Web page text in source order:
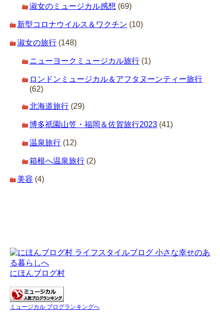
淑女のミュージカル感想 (69)
新型コロナウイルス＆ワクチン (10)
淑女の旅行 (148)
ニューヨークミュージカル旅行 (1)
ロンドンミュージカル＆アフタヌーンティー旅行
(62)
北海道旅行 (29)
博多祇園山笠・福岡＆佐賀旅行2023 (41)
温泉旅行 (12)
箱根へ温泉旅行 (2)
美容 (4)
にほんブログ村
ミュージカル ブログランキングへ